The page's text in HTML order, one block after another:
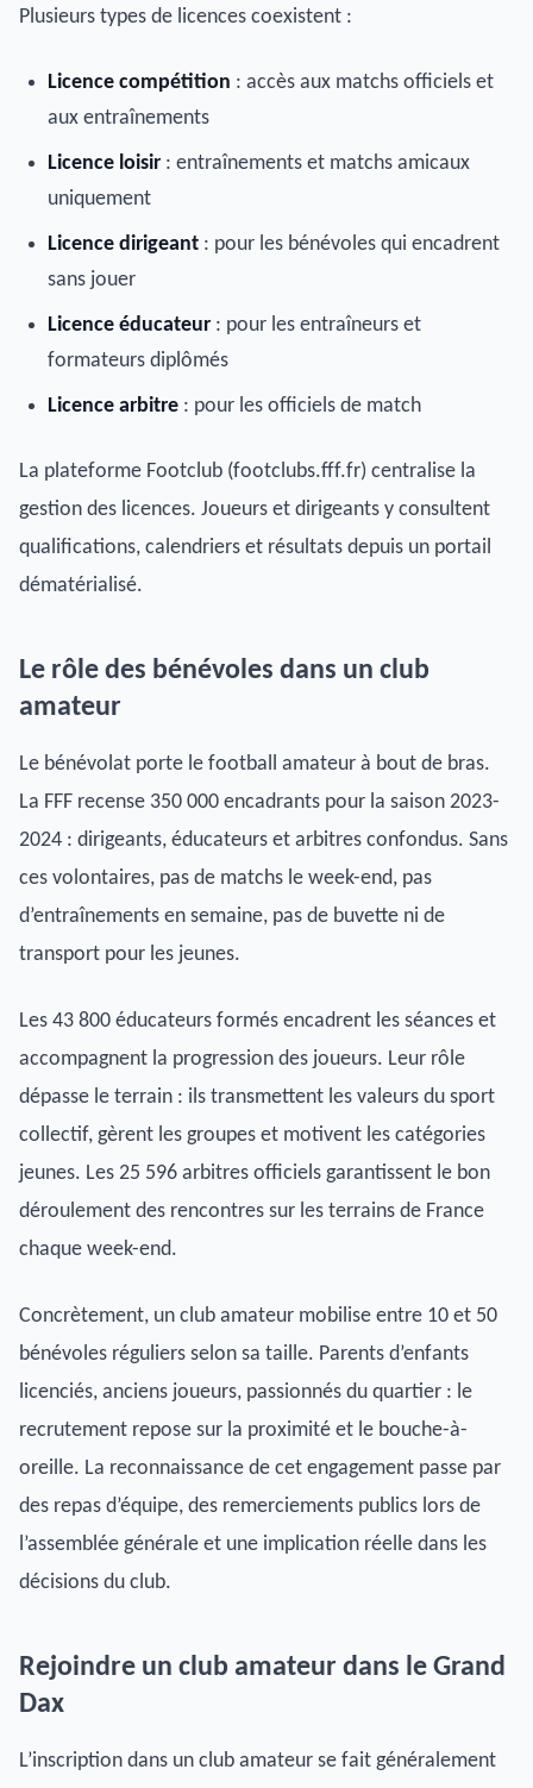
Plusieurs types de licences coexistent :
Licence compétition : accès aux matchs officiels et
aux entraînements
Licence loisir : entraînements et matchs amicaux
uniquement
Licence dirigeant : pour les bénévoles qui encadrent
sans jouer
Licence éducateur : pour les entraîneurs et
formateurs diplômés
Licence arbitre : pour les officiels de match
La plateforme Footclub (footclubs.fff.fr) centralise la
gestion des licences. Joueurs et dirigeants y consultent
qualifications, calendriers et résultats depuis un portail
dématérialisé.
Le rôle des bénévoles dans un club
amateur
Le bénévolat porte le football amateur à bout de bras.
La FFF recense 350 000 encadrants pour la saison 2023-
2024 : dirigeants, éducateurs et arbitres confondus. Sans
ces volontaires, pas de matchs le week-end, pas
d’entraînements en semaine, pas de buvette ni de
transport pour les jeunes.
Les 43 800 éducateurs formés encadrent les séances et
accompagnent la progression des joueurs. Leur rôle
dépasse le terrain : ils transmettent les valeurs du sport
collectif, gèrent les groupes et motivent les catégories
jeunes. Les 25 596 arbitres officiels garantissent le bon
déroulement des rencontres sur les terrains de France
chaque week-end.
Concrètement, un club amateur mobilise entre 10 et 50
bénévoles réguliers selon sa taille. Parents d’enfants
licenciés, anciens joueurs, passionnés du quartier : le
recrutement repose sur la proximité et le bouche-à-
oreille. La reconnaissance de cet engagement passe par
des repas d’équipe, des remerciements publics lors de
l’assemblée générale et une implication réelle dans les
décisions du club.
Rejoindre un club amateur dans le Grand
Dax
L’inscription dans un club amateur se fait généralement